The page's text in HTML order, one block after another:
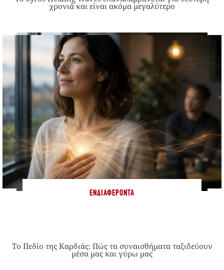
χρονιά και είναι ακόμα μεγαλύτερο
ΕΝΔΙΑΦΈΡΟΝΤΑ
Το Πεδίο της Καρδιάς: Πώς τα συναισθήματα ταξιδεύουν
μέσα μας και γύρω μας